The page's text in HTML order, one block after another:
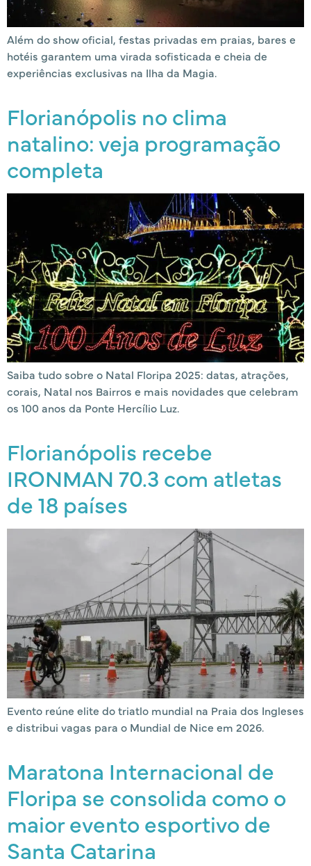
Além do show oficial, festas privadas em praias, bares e
hotéis garantem uma virada sofisticada e cheia de
experiências exclusivas na Ilha da Magia.
Florianópolis no clima
natalino: veja programação
completa
Saiba tudo sobre o Natal Floripa 2025: datas, atrações,
corais, Natal nos Bairros e mais novidades que celebram
os 100 anos da Ponte Hercílio Luz.
Florianópolis recebe
IRONMAN 70.3 com atletas
de 18 países
Evento reúne elite do triatlo mundial na Praia dos Ingleses
e distribui vagas para o Mundial de Nice em 2026.
Maratona Internacional de
Floripa se consolida como o
maior evento esportivo de
Santa Catarina